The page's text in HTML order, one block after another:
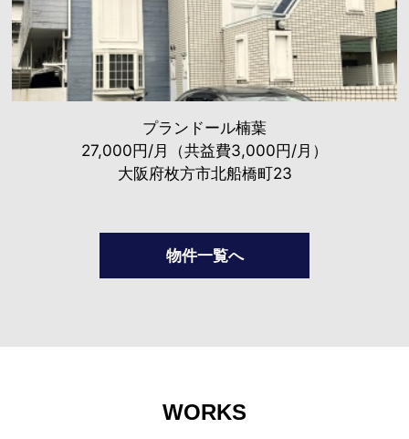
プランドール楠葉
27,000円/月（共益費3,000円/月）
大阪府枚方市北船橋町23
物件一覧へ
WORKS